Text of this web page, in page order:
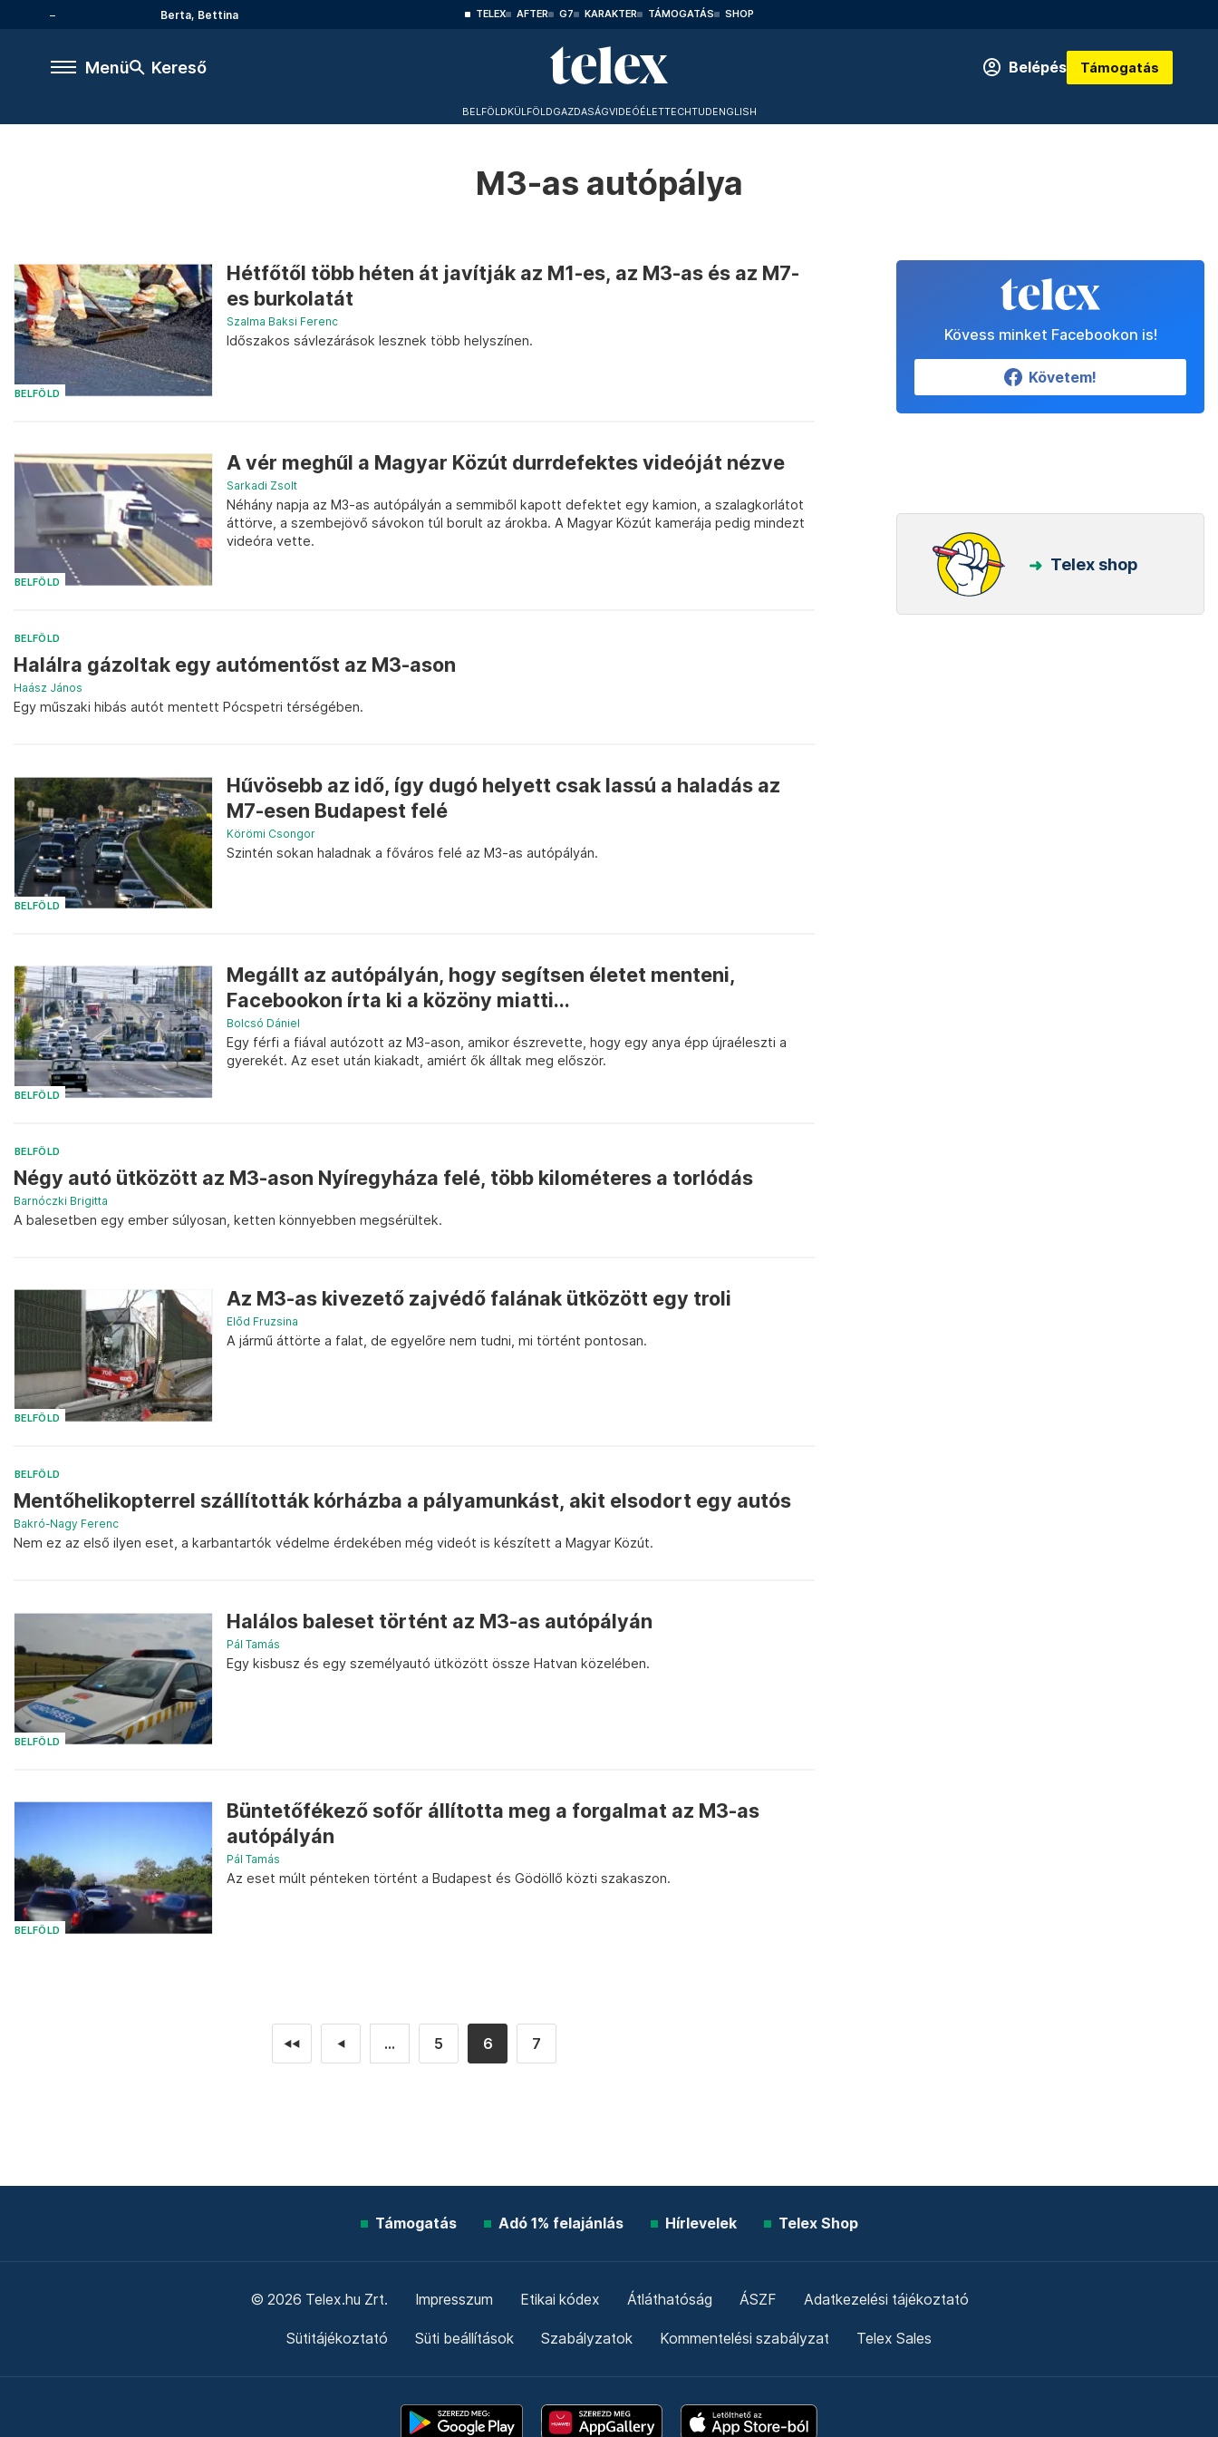
Berta, Bettina TELEX AFTER G7 KARAKTER TÁMOGATÁS SHOP
Menü Kereső Belépés Támogatás
BELFÖLDKÜLFÖLDGAZDASÁGVIDEÓÉLETTECHTUDENGLISH
M3-as autópálya
BELFÖLD
Hétfőtől több héten át javítják az M1-es, az M3-as és az M7-
es burkolatát
Szalma Baksi Ferenc
Időszakos sávlezárások lesznek több helyszínen.
BELFÖLD
A vér meghűl a Magyar Közút durrdefektes videóját nézve
Sarkadi Zsolt
Néhány napja az M3-as autópályán a semmiből kapott defektet egy kamion, a szalagkorlátot
áttörve, a szembejövő sávokon túl borult az árokba. A Magyar Közút kamerája pedig mindezt
videóra vette.
BELFÖLD
Halálra gázoltak egy autómentőst az M3-ason
Haász János
Egy műszaki hibás autót mentett Pócspetri térségében.
BELFÖLD
Hűvösebb az idő, így dugó helyett csak lassú a haladás az
M7-esen Budapest felé
Körömi Csongor
Szintén sokan haladnak a főváros felé az M3-as autópályán.
BELFÖLD
Megállt az autópályán, hogy segítsen életet menteni,
Facebookon írta ki a közöny miatti...
Bolcsó Dániel
Egy férfi a fiával autózott az M3-ason, amikor észrevette, hogy egy anya épp újraéleszti a
gyerekét. Az eset után kiakadt, amiért ők álltak meg először.
BELFÖLD
Négy autó ütközött az M3-ason Nyíregyháza felé, több kilométeres a torlódás
Barnóczki Brigitta
A balesetben egy ember súlyosan, ketten könnyebben megsérültek.
BELFÖLD
Az M3-as kivezető zajvédő falának ütközött egy troli
Előd Fruzsina
A jármű áttörte a falat, de egyelőre nem tudni, mi történt pontosan.
BELFÖLD
Mentőhelikopterrel szállították kórházba a pályamunkást, akit elsodort egy autós
Bakró-Nagy Ferenc
Nem ez az első ilyen eset, a karbantartók védelme érdekében még videót is készített a Magyar Közút.
BELFÖLD
Halálos baleset történt az M3-as autópályán
Pál Tamás
Egy kisbusz és egy személyautó ütközött össze Hatvan közelében.
BELFÖLD
Büntetőfékező sofőr állította meg a forgalmat az M3-as
autópályán
Pál Tamás
Az eset múlt pénteken történt a Budapest és Gödöllő közti szakaszon.
◄◄ ◄ ... 5 6 7
Kövess minket Facebookon is!
Követem!
Telex shop
Támogatás Adó 1% felajánlás Hírlevelek Telex Shop
© 2026 Telex.hu Zrt. Impresszum Etikai kódex Átláthatóság ÁSZF Adatkezelési tájékoztató
Sütitájékoztató Süti beállítások Szabályzatok Kommentelési szabályzat Telex Sales